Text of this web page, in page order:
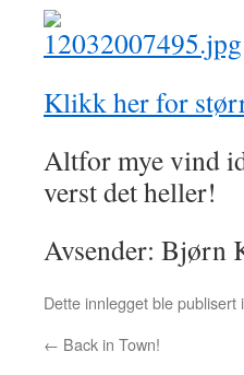
Klikk her for
Altfor mye vind
verst det heller!
Avsender: Bjørn
Dette innlegget ble publisert i
← Back in Town!